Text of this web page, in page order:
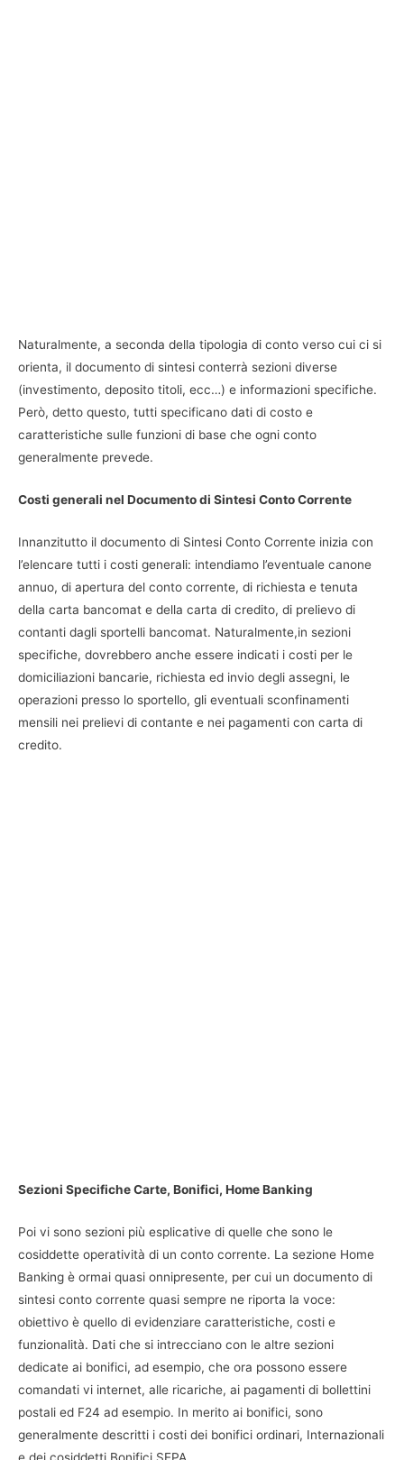
Naturalmente, a seconda della tipologia di conto verso cui ci si
orienta, il documento di sintesi conterrà sezioni diverse
(investimento, deposito titoli, ecc…) e informazioni specifiche.
Però, detto questo, tutti specificano dati di costo e
caratteristiche sulle funzioni di base che ogni conto
generalmente prevede.
Costi generali nel Documento di Sintesi Conto Corrente
Innanzitutto il documento di Sintesi Conto Corrente inizia con
l’elencare tutti i costi generali: intendiamo l’eventuale canone
annuo, di apertura del conto corrente, di richiesta e tenuta
della carta bancomat e della carta di credito, di prelievo di
contanti dagli sportelli bancomat. Naturalmente,in sezioni
specifiche, dovrebbero anche essere indicati i costi per le
domiciliazioni bancarie, richiesta ed invio degli assegni, le
operazioni presso lo sportello, gli eventuali sconfinamenti
mensili nei prelievi di contante e nei pagamenti con carta di
credito.
Sezioni Specifiche Carte, Bonifici, Home Banking
Poi vi sono sezioni più esplicative di quelle che sono le
cosiddette operatività di un conto corrente. La sezione Home
Banking è ormai quasi onnipresente, per cui un documento di
sintesi conto corrente quasi sempre ne riporta la voce:
obiettivo è quello di evidenziare caratteristiche, costi e
funzionalità. Dati che si intrecciano con le altre sezioni
dedicate ai bonifici, ad esempio, che ora possono essere
comandati vi internet, alle ricariche, ai pagamenti di bollettini
postali ed F24 ad esempio. In merito ai bonifici, sono
generalmente descritti i costi dei bonifici ordinari, Internazionali